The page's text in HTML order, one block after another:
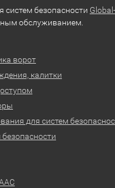
систем безопасности Global-
обслуживанием.
ворот
калитки
для систем